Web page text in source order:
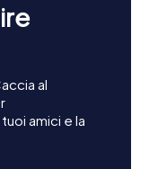
al
amici e la